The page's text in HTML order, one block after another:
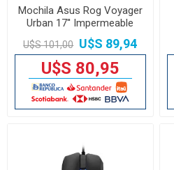
Mochila Asus Rog Voyager
Urban 17'' Impermeable
U$S 101,00 U$S 89,94
U$S 80,95